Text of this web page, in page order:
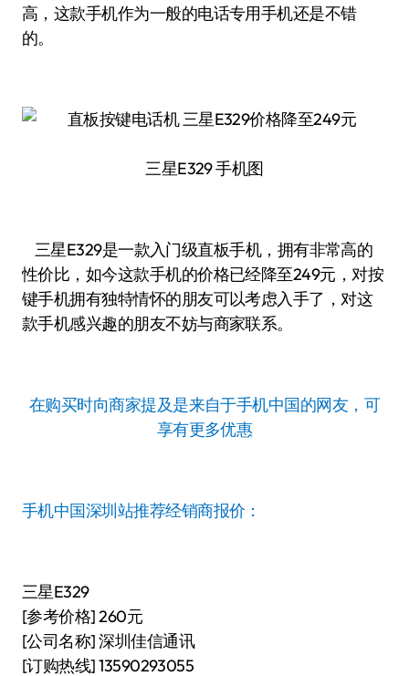
高，这款手机作为一般的电话专用手机还是不错
的。
三星E329 手机图
三星E329是一款入门级直板手机，拥有非常高的
性价比，如今这款手机的价格已经降至249元，对按
键手机拥有独特情怀的朋友可以考虑入手了，对这
款手机感兴趣的朋友不妨与商家联系。
在购买时向商家提及是来自于手机中国的网友，可
享有更多优惠
手机中国深圳站推荐经销商报价：
三星E329
[参考价格] 260元
[公司名称] 深圳佳信通讯
[订购热线] 13590293055